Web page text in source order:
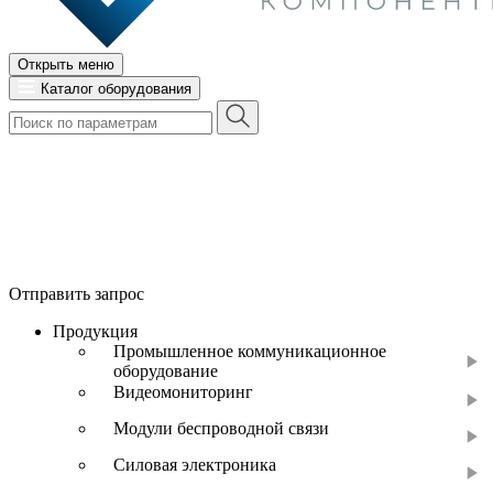
Открыть меню
Каталог оборудования
Отправить запрос
Продукция
Промышленное коммуникационное
оборудование
Видеомониторинг
Модули беспроводной связи
Силовая электроника